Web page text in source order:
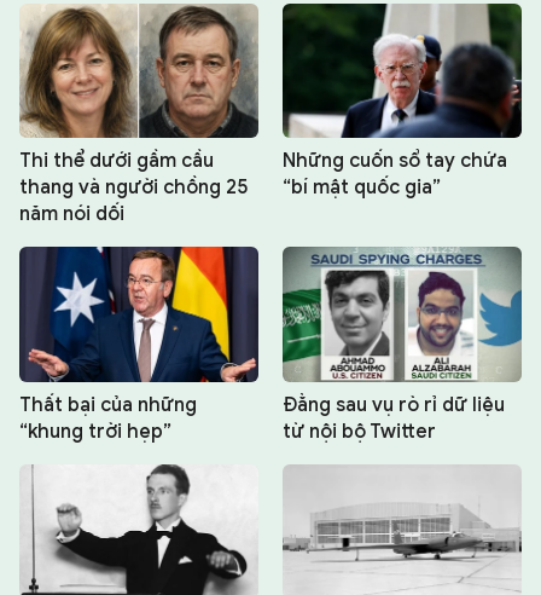
Thi thể dưới gầm cầu
thang và người chồng 25
năm nói dối
Những cuốn sổ tay chứa
“bí mật quốc gia”
Thất bại của những
“khung trời hẹp”
Đằng sau vụ rò rỉ dữ liệu
từ nội bộ Twitter